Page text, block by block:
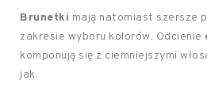
Brunetki mają natomiast szersze
zakresie wyboru kolorów. Odcienie
komponują się z ciemniejszymi
jak: